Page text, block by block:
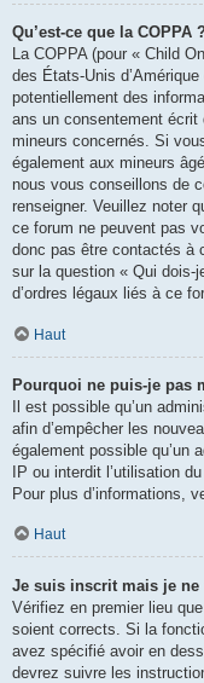
Qu’est-ce que la COPPA
La COPPA (pour « Child
des États-Unis
potentiellement des
ans un consentement
mineurs concernés. Si
également aux mineurs
nous vous conseillons de
renseigner. Veuillez noter
ce forum ne peuvent pas
donc pas être contactés à
sur la question « Qui dois-
d’ordres légaux liés à ce
Haut
Pourquoi ne puis-je pas
Il est possible qu’un
afin d’empêcher les
également possible qu’un
IP ou interdit l’utilisation
Pour plus d’informations,
Haut
Je suis inscrit mais je ne
Vérifiez en premier lieu
soient corrects. Si la
avez spécifié avoir en
devrez suivre les